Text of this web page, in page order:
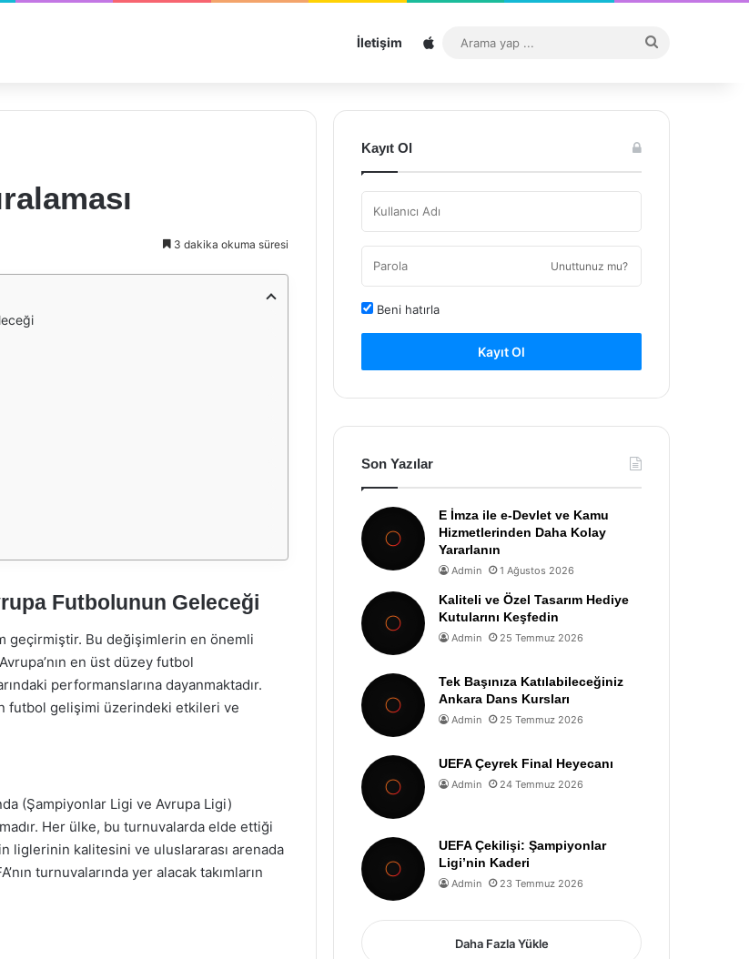
İletişim Sitemap
...
3 dakika okuma süresi
Futbolunun Geleceği
geçirmiştir. Bu değişimlerin en önemli
en üst düzey futbol
performanslarına dayanmaktadır.
futbol gelişimi üzerindeki etkileri ve
(Şampiyonlar Ligi ve Avrupa Ligi)
Her ülke, bu turnuvalarda elde ettiği
liglerinin kalitesini ve uluslararası arenada
turnuvalarında yer alacak takımların
Kayıt Ol
Unuttunuz mu?
Beni hatırla
Kayıt Ol
Son Yazılar
E İmza ile e-Devlet ve Kamu
Hizmetlerinden Daha Kolay
Yararlanın
Admin 1 Ağustos 2026
Kaliteli ve Özel Tasarım Hediye
Kutularını Keşfedin
Admin 25 Temmuz 2026
Tek Başınıza Katılabileceğiniz
Ankara Dans Kursları
Admin 25 Temmuz 2026
UEFA Çeyrek Final Heyecanı
Admin 24 Temmuz 2026
UEFA Çekilişi: Şampiyonlar
Ligi’nin Kaderi
Admin 23 Temmuz 2026
Daha Fazla Yükle